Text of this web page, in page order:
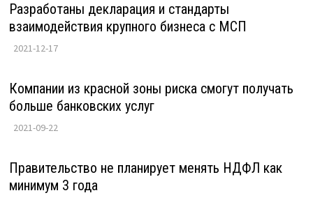
Разработаны декларация и стандарты
взаимодействия крупного бизнеса с МСП
2021-12-17
Компании из красной зоны риска смогут получать
больше банковских услуг
2021-09-22
Правительство не планирует менять НДФЛ как
минимум 3 года